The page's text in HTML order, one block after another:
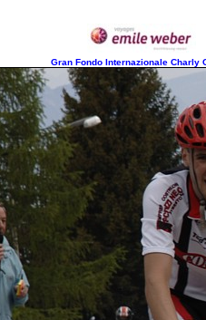
Gran Fondo Internazionale Charly